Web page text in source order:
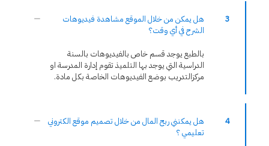
3
هل يمكن من خلال الموقع مشاهدة فيديوهات
الشرح في أي وقت؟
بالطبع يوجد قسم خاص بالفيديوهات بالسنة
الدراسية التي يوجد بها التلميذ تقوم إدارة المدرسة او
مركزالتدريب بوضع الفيديوهات الخاصة بكل مادة.
4
هل يمكنني ربح المال من خلال تصميم موقع الكتروني
تعليمي ؟